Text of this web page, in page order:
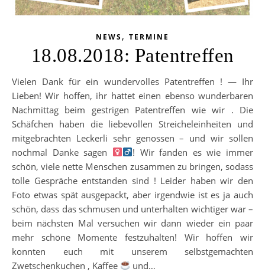
NEWS, TERMINE
18.08.2018: Patentreffen
Vielen Dank für ein wundervolles Patentreffen ! — Ihr
Lieben! Wir hoffen, ihr hattet einen ebenso wunderbaren
Nachmittag beim gestrigen Patentreffen wie wir . Die
Schäfchen haben die liebevollen Streicheleinheiten und
mitgebrachten Leckerli sehr genossen – und wir sollen
nochmal Danke sagen ‍
! Wir fanden es wie immer
schön, viele nette Menschen zusammen zu bringen, sodass
tolle Gespräche entstanden sind ! Leider haben wir den
Foto etwas spät ausgepackt, aber irgendwie ist es ja auch
schön, dass das schmusen und unterhalten wichtiger war –
beim nächsten Mal versuchen wir dann wieder ein paar
mehr schöne Momente festzuhalten! Wir hoffen wir
konnten euch mit unserem selbstgemachten
Zwetschenkuchen , Kaffee
und…